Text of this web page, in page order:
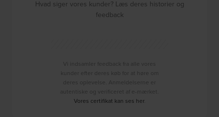
Hvad siger vores kunder? Læs deres historier og
feedback
Vi indsamler feedback fra alle vores
kunder efter deres køb for at høre om
deres oplevelse. Anmeldelserne er
autentiske og verificeret af e-mærket.
Vores certifikat kan ses her.